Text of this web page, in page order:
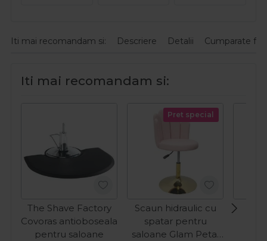
Iti mai recomandam si: Descriere Detalii Cumparate
Iti mai recomandam si:
The Shave Factory
Covoras antioboseala
pentru saloane
Pret special
Scaun hidraulic cu
spatar pentru
saloane Glam Petal